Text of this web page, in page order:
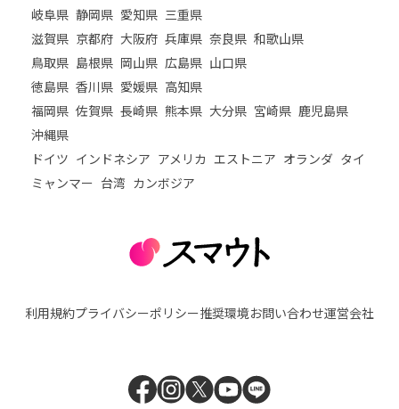
岐阜県 静岡県 愛知県 三重県
滋賀県 京都府 大阪府 兵庫県 奈良県 和歌山県
鳥取県 島根県 岡山県 広島県 山口県
徳島県 香川県 愛媛県 高知県
福岡県 佐賀県 長崎県 熊本県 大分県 宮崎県 鹿児島県
沖縄県
ドイツ インドネシア アメリカ エストニア オランダ タイ
ミャンマー 台湾 カンボジア
利用規約プライバシーポリシー推奨環境お問い合わせ運営会社